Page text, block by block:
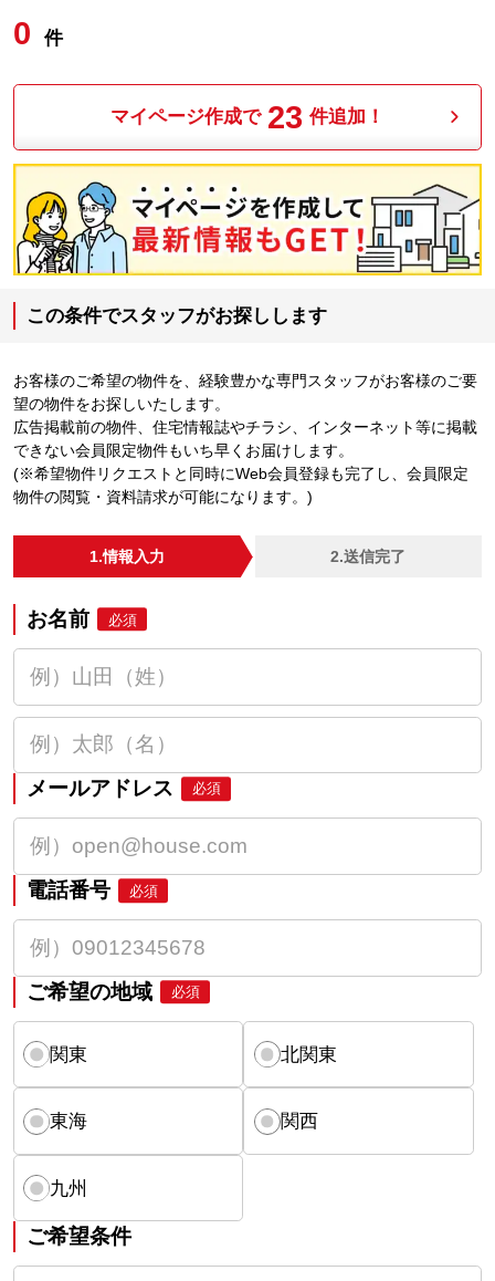
0 件
マイページ作成で 23 件追加！
この条件でスタッフがお探しします
お客様のご希望の物件を、経験豊かな専門スタッフがお客様のご要
望の物件をお探しいたします。
広告掲載前の物件、住宅情報誌やチラシ、インターネット等に掲載
できない会員限定物件もいち早くお届けします。
(※希望物件リクエストと同時にWeb会員登録も完了し、会員限定
物件の閲覧・資料請求が可能になります。)
1.情報入力 2.送信完了
お名前 必須
メールアドレス 必須
電話番号 必須
ご希望の地域 必須
関東 北関東
東海 関西
九州
ご希望条件